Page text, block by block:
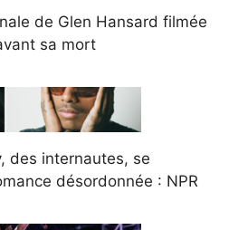
de Glen Hansard filmée
sa mort
des internautes, se
désordonnée : NPR